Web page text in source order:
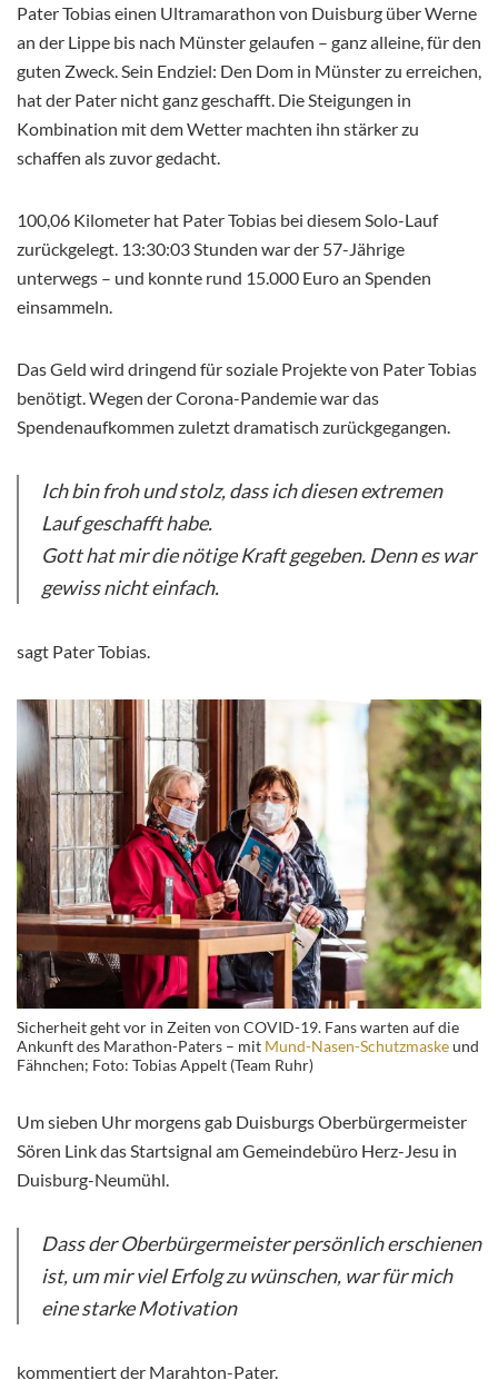
Pater Tobias einen Ultramarathon von Duisburg über Werne
an der Lippe bis nach Münster gelaufen – ganz alleine, für den
guten Zweck. Sein Endziel: Den Dom in Münster zu erreichen,
hat der Pater nicht ganz geschafft. Die Steigungen in
Kombination mit dem Wetter machten ihn stärker zu
schaffen als zuvor gedacht.
100,06 Kilometer hat Pater Tobias bei diesem Solo-Lauf
zurückgelegt. 13:30:03 Stunden war der 57-Jährige
unterwegs – und konnte rund 15.000 Euro an Spenden
einsammeln.
Das Geld wird dringend für soziale Projekte von Pater Tobias
benötigt. Wegen der Corona-Pandemie war das
Spendenaufkommen zuletzt dramatisch zurückgegangen.
Ich bin froh und stolz, dass ich diesen extremen
Lauf geschafft habe.
Gott hat mir die nötige Kraft gegeben. Denn es war
gewiss nicht einfach.
sagt Pater Tobias.
Sicherheit geht vor in Zeiten von COVID-19. Fans warten auf die
Ankunft des Marathon-Paters – mit Mund-Nasen-Schutzmaskeund
Fähnchen; Foto: Tobias Appelt (Team Ruhr)
Um sieben Uhr morgens gab Duisburgs Oberbürgermeister
Sören Link das Startsignal am Gemeindebüro Herz-Jesu in
Duisburg-Neumühl.
Dass der Oberbürgermeister persönlich erschienen
ist, um mir viel Erfolg zu wünschen, war für mich
eine starke Motivation
kommentiert der Marahton-Pater.